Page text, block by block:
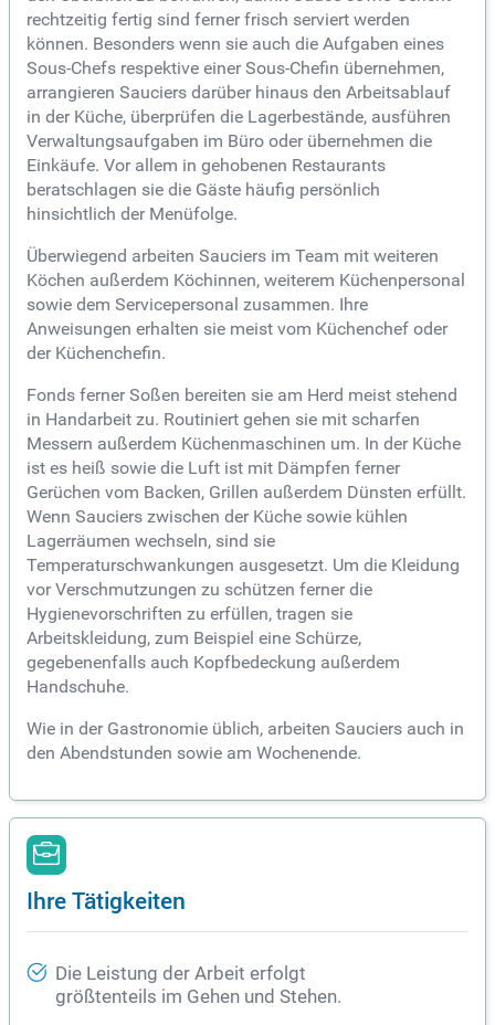
rechtzeitig fertig sind ferner frisch serviert werden
können. Besonders wenn sie auch die Aufgaben eines
Sous-Chefs respektive einer Sous-Chefin übernehmen,
arrangieren Sauciers darüber hinaus den Arbeitsablauf
in der Küche, überprüfen die Lagerbestände, ausführen
Verwaltungsaufgaben im Büro oder übernehmen die
Einkäufe. Vor allem in gehobenen Restaurants
beratschlagen sie die Gäste häufig persönlich
hinsichtlich der Menüfolge.
Überwiegend arbeiten Sauciers im Team mit weiteren
Köchen außerdem Köchinnen, weiterem Küchenpersonal
sowie dem Servicepersonal zusammen. Ihre
Anweisungen erhalten sie meist vom Küchenchef oder
der Küchenchefin.
Fonds ferner Soßen bereiten sie am Herd meist stehend
in Handarbeit zu. Routiniert gehen sie mit scharfen
Messern außerdem Küchenmaschinen um. In der Küche
ist es heiß sowie die Luft ist mit Dämpfen ferner
Gerüchen vom Backen, Grillen außerdem Dünsten erfüllt.
Wenn Sauciers zwischen der Küche sowie kühlen
Lagerräumen wechseln, sind sie
Temperaturschwankungen ausgesetzt. Um die Kleidung
vor Verschmutzungen zu schützen ferner die
Hygienevorschriften zu erfüllen, tragen sie
Arbeitskleidung, zum Beispiel eine Schürze,
gegebenenfalls auch Kopfbedeckung außerdem
Handschuhe.
Wie in der Gastronomie üblich, arbeiten Sauciers auch in
den Abendstunden sowie am Wochenende.
Ihre Tätigkeiten
Die Leistung der Arbeit erfolgt
größtenteils im Gehen und Stehen.